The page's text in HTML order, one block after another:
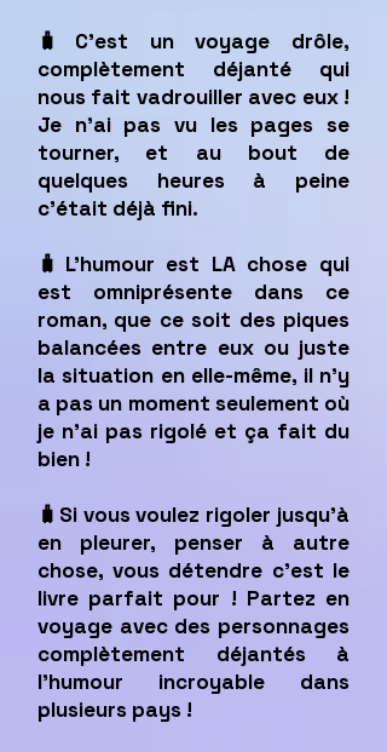
🧳C'est un voyage drôle,
complètement déjanté qui
nous fait vadrouiller avec eux !
Je n'ai pas vu les pages se
tourner, et au bout de
quelques heures à peine
c'était déjà fini.
🧳L'humour est LA chose qui
est omniprésente dans ce
roman, que ce soit des piques
balancées entre eux ou juste
la situation en elle-même, il n'y
a pas un moment seulement où
je n'ai pas rigolé et ça fait du
bien !
🧳Si vous voulez rigoler jusqu'à
en pleurer, penser à autre
chose, vous détendre c'est le
livre parfait pour ! Partez en
voyage avec des personnages
complètement déjantés à
l'humour incroyable dans
plusieurs pays !